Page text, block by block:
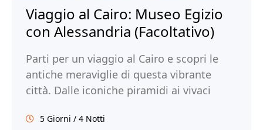
Viaggio al Cairo: Museo Egizio
con Alessandria (Facoltativo)
Parti per un viaggio al Cairo e scopri le
antiche meraviglie di questa vibrante
città. Dalle iconiche piramidi ai vivaci
cultura del Cairo. Prenota ora il tuo
5 Giorni / 4 Notti